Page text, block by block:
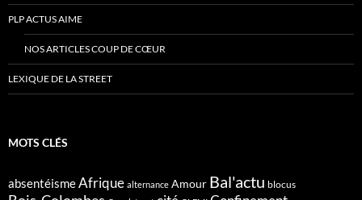
PLP ACTUS AIME
NOS ARTICLES COUP DE CŒUR
LEXIQUE DE LA STREET
MOTS CLÉS
absentéismeAfrique alternance Amour Bal'actu blocus